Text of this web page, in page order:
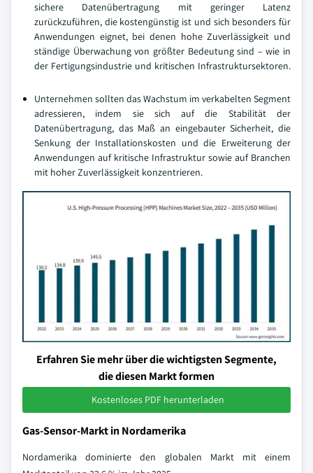
sichere Datenübertragung mit geringer Latenz
zurückzuführen, die kostengünstig ist und sich besonders für
Anwendungen eignet, bei denen hohe Zuverlässigkeit und
ständige Überwachung von größter Bedeutung sind – wie in
der Fertigungsindustrie und kritischen Infrastruktursektoren.
Unternehmen sollten das Wachstum im verkabelten Segment
adressieren, indem sie sich auf die Stabilität der
Datenübertragung, das Maß an eingebauter Sicherheit, die
Senkung der Installationskosten und die Erweiterung der
Anwendungen auf kritische Infrastruktur sowie auf Branchen
mit hoher Zuverlässigkeit konzentrieren.
Erfahren Sie mehr über die wichtigsten Segmente,
die diesen Markt formen
Kostenloses PDF herunterladen
Gas-Sensor-Markt in Nordamerika
Nordamerika dominierte den globalen Markt mit einem